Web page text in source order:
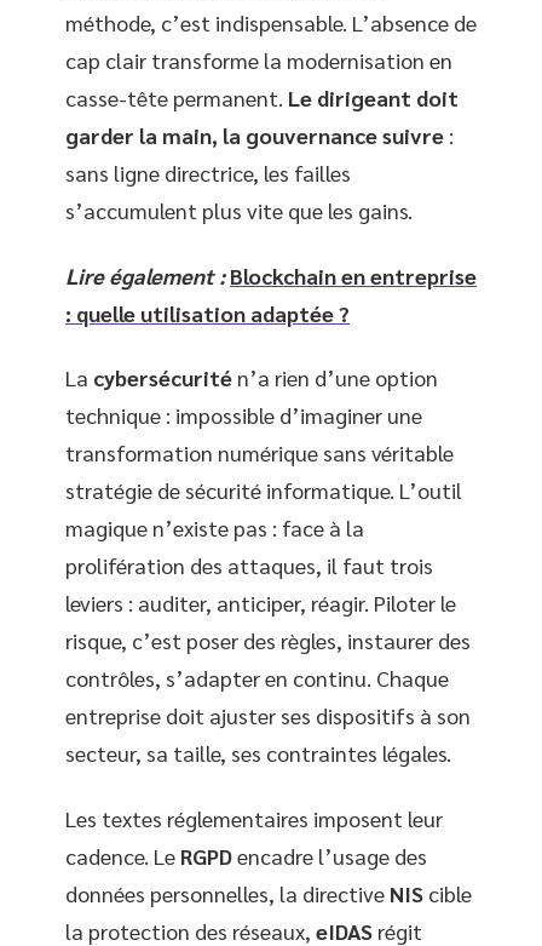
méthode, c’est indispensable. L’absence de
cap clair transforme la modernisation en
casse-tête permanent. Le dirigeant doit
garder la main, la gouvernance suivre :
sans ligne directrice, les failles
s’accumulent plus vite que les gains.
Lire également : Blockchain en entreprise
: quelle utilisation adaptée ?
La cybersécurité n’a rien d’une option
technique : impossible d’imaginer une
transformation numérique sans véritable
stratégie de sécurité informatique. L’outil
magique n’existe pas : face à la
prolifération des attaques, il faut trois
leviers : auditer, anticiper, réagir. Piloter le
risque, c’est poser des règles, instaurer des
contrôles, s’adapter en continu. Chaque
entreprise doit ajuster ses dispositifs à son
secteur, sa taille, ses contraintes légales.
Les textes réglementaires imposent leur
cadence. Le RGPDencadre l’usage des
données personnelles, la directive NIS cible
la protection des réseaux, eIDAS régit